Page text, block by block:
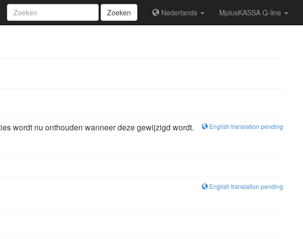
Zoeken Nederlands MplusKASSA Q-line
English translation pending
wordt nu onthouden wanneer deze gewijzigd wordt.
English translation pending